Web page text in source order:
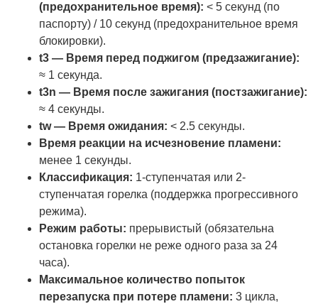
(предохранительное время): < 5 секунд (по
паспорту) / 10 секунд (предохранительное время
блокировки).
t3 — Время перед поджигом (предзажигание):
≈ 1 секунда.
t3n — Время после зажигания (постзажигание):
≈ 4 секунды.
tw — Время ожидания: < 2.5 секунды.
Время реакции на исчезновение пламени:
менее 1 секунды.
Классификация: 1-ступенчатая или 2-
ступенчатая горелка (поддержка прогрессивного
режима).
Режим работы: прерывистый (обязательна
остановка горелки не реже одного раза за 24
часа).
Максимальное количество попыток
перезапуска при потере пламени: 3 цикла,